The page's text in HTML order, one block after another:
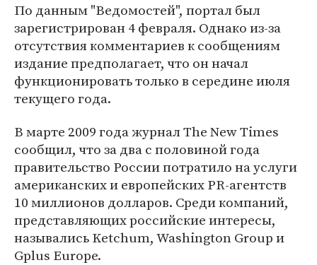
По данным "Ведомостей", портал был
зарегистрирован 4 февраля. Однако из-за
отсутствия комментариев к сообщениям
издание предполагает, что он начал
функционировать только в середине июля
текущего года.
В марте 2009 года журнал The New Times
сообщил, что за два с половиной года
правительство России потратило на услуги
американских и европейских PR-агентств
10 миллионов долларов. Среди компаний,
представляющих российские интересы,
назывались Ketchum, Washington Group и
Gplus Europe.